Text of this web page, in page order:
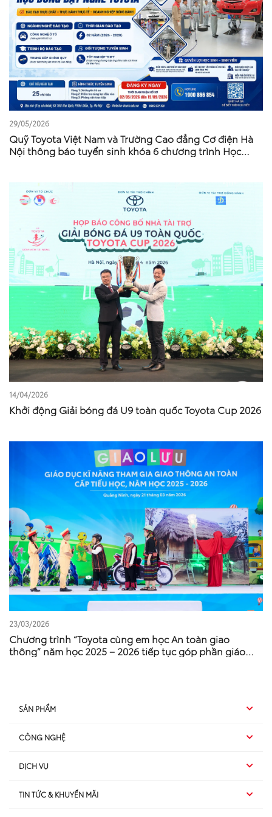
29/05/2026
Quỹ Toyota Việt Nam và Trường Cao đẳng Cơ điện Hà
Nội thông báo tuyển sinh khóa 6 chương trình Học
14/04/2026
Khởi động Giải bóng đá U9 toàn quốc Toyota Cup 2026
23/03/2026
Chương trình “Toyota cùng em học An toàn giao
thông” năm học 2025 – 2026 tiếp tục góp phần giáo
SẢN PHẨM
Hybrid EV
SUV
Sedan
CÔNG NGHỆ
Hybrid
TSS
DỊCH VỤ
Dịch vụ sau bán hàng
TIN TỨC & KHUYẾN MÃI